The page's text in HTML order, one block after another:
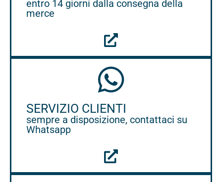
entro 14 giorni dalla consegna della
merce
SERVIZIO CLIENTI
sempre a disposizione, contattaci su
Whatsapp